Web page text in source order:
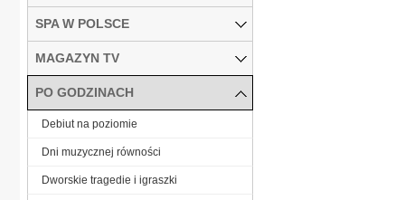
SPA W POLSCE
MAGAZYN TV
PO GODZINACH
Debiut na poziomie
Dni muzycznej równości
Dworskie tragedie i igraszki